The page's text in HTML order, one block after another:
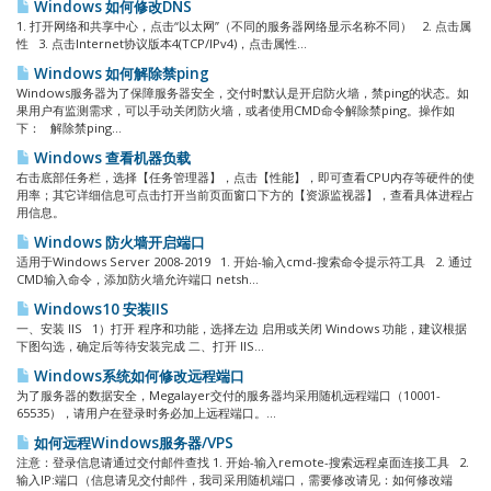
Windows 如何修改DNS
1. 打开网络和共享中心，点击“以太网”（不同的服务器网络显示名称不同） 2. 点击属
性 3. 点击Internet协议版本4(TCP/IPv4)，点击属性...
Windows 如何解除禁ping
Windows服务器为了保障服务器安全，交付时默认是开启防火墙，禁ping的状态。如
果用户有监测需求，可以手动关闭防火墙，或者使用CMD命令解除禁ping。操作如
下： 解除禁ping...
Windows 查看机器负载
右击底部任务栏，选择【任务管理器】，点击【性能】，即可查看CPU内存等硬件的使
用率；其它详细信息可点击打开当前页面窗口下方的【资源监视器】，查看具体进程占
用信息。
Windows 防火墙开启端口
适用于Windows Server 2008-2019 1. 开始-输入cmd-搜索命令提示符工具 2. 通过
CMD输入命令，添加防火墙允许端口 netsh...
Windows10 安装IIS
一、安装 IIS 1）打开 程序和功能，选择左边 启用或关闭 Windows 功能，建议根据
下图勾选，确定后等待安装完成 二、打开 IIS...
Windows系统如何修改远程端口
为了服务器的数据安全，Megalayer交付的服务器均采用随机远程端口（10001-
65535），请用户在登录时务必加上远程端口。...
如何远程Windows服务器/VPS
注意：登录信息请通过交付邮件查找 1. 开始-输入remote-搜索远程桌面连接工具 2.
输入IP:端口（信息请见交付邮件，我司采用随机端口，需要修改请见：如何修改端